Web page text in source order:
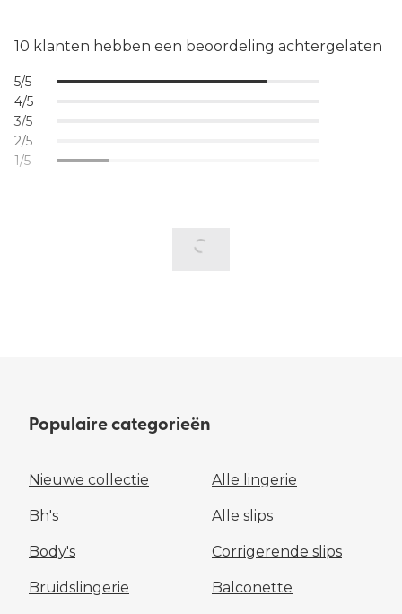
10 klanten hebben een beoordeling achtergelaten
5/5
4/5
3/5
2/5
1/5
Populaire categorieën
Nieuwe collectie Alle lingerie
Bh's Alle slips
Body's Corrigerende slips
Bruidslingerie Balconette